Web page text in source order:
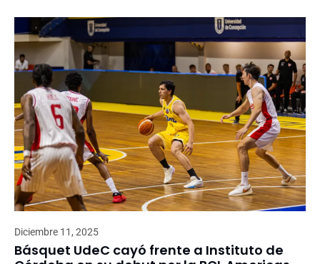
Diciembre 11, 2025
Básquet UdeC cayó frente a Instituto de